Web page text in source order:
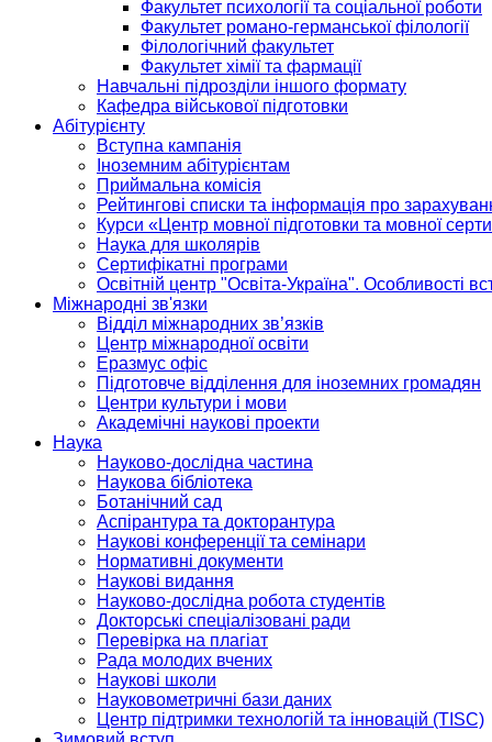
Факультет психології та соціальної роботи
Факультет романо-германської філології
Філологічний факультет
Факультет хімії та фармації
Навчальні підрозділи іншого формату
Кафедра військової підготовки
Абітурієнту
Вступна кампанія
Іноземним абітурієнтам
Приймальна комісія
Рейтингові списки та інформація про
Курси «Центр мовної підготовки та мовної
Наука для школярів
Сертифікатні програми
Освітній центр "Освіта-Україна". Особливості
Міжнародні зв'язки
Відділ міжнародних зв’язків
Центр міжнародної освіти
Еразмус офіс
Підготовче відділення для іноземних громадян
Центри культури і мови
Академічні наукові проекти
Наука
Науково-дослідна частина
Наукова бібліотека
Ботанічний сад
Аспірантура та докторантура
Наукові конференції та семінари
Нормативні документи
Наукові видання
Науково-дослідна робота студентів
Докторські спеціалізовані ради
Перевірка на плагіат
Рада молодих вчених
Наукові школи
Науковометричні бази даних
Центр підтримки технологій та інновацій (TISC)